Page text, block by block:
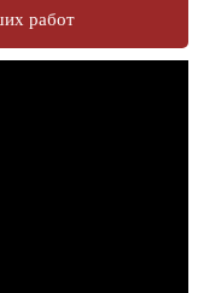
работ